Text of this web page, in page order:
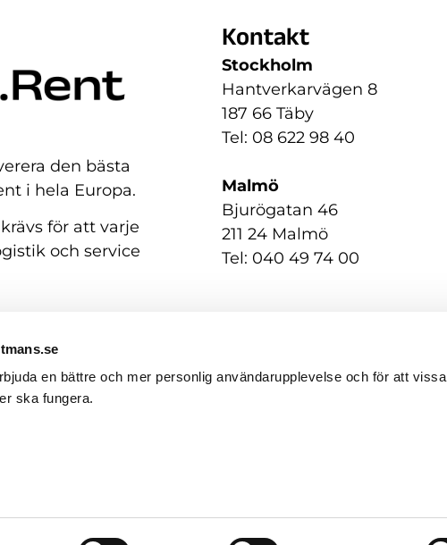
en bättre och mer personlig användarupplevelse och för att vissa
ska fungera.
den bästa
i hela Europa.
för att varje
och service
Kontakt
Stockholm
Hantverkarvägen 8
187 66 Täby
Tel: 08 622 98 40
Malmö
Bjurögatan 46
211 24 Malmö
Tel: 040 49 74 00
English Svenska